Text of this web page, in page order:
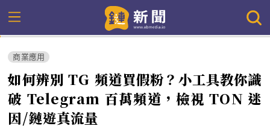
商業應用
如何辨別 TG 頻道買假粉？小工具教你識
破 Telegram 百萬頻道，檢視 TON 迷
因/鏈遊真流量